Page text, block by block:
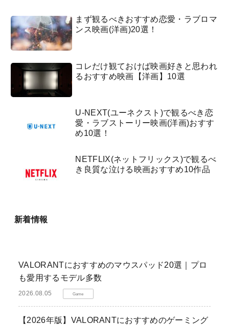
まず観るべきおすすめ恋愛・ラブロマ
ンス映画(洋画)20選！
コレだけ観ておけば映画好きと思われ
るおすすめ映画【洋画】10選
U-NEXT(ユーネクスト)で観るべき恋
愛・ラブストーリー映画(洋画)おすす
め10選！
NETFLIX(ネットフリックス)で観るべ
き良質な泣ける映画おすすめ10作品
新着情報
VALORANTにおすすめのマウスパッド20選｜プロ
も愛用するモデル多数
2026.08.05 Game
【2026年版】VALORANTにおすすめのゲーミング